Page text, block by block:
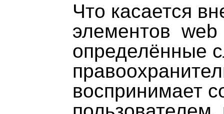
Что касается
элементов web
определённые
воспринимает